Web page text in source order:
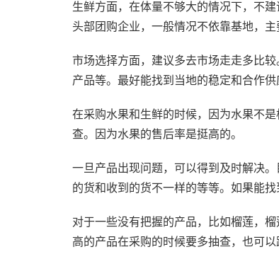
生鲜方面，在体量不够大的情况下，不
头部团购企业，一般情况不依靠基地，主
市场选择方面，建议多去市场走走多比
产品等。最好能找到当地的稳定和合作
在采购水果和生鲜的时候，因为水果不
查。因为水果的售后率是挺高的。
一旦产品出现问题，可以得到及时解决
的货和收到的货不一样的等等。如果能
对于一些没有把握的产品，比如榴莲，
高的产品在采购的时候要多抽查，也可